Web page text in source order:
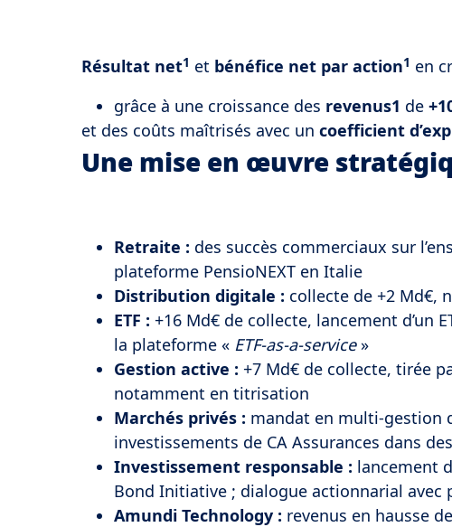
Résultat net1 et bénéfice net par action1 en
grâce à une croissance des revenus1 de
et des coûts maîtrisés avec un coefficient
Une mise en œuvre
Retraite : des succès commerciaux sur
plateforme PensioNEXT en Italie
Distribution digitale : collecte de +2 Md€,
ETF : +16 Md€ de collecte, lancement d’un
la plateforme « ETF-as-a-service»
Gestion active : +7 Md€ de collecte, tirée
notamment en titrisation
Marchés privés : mandat en multi-gestion
investissements de CA Assurances dans
Investissement responsable : lancement
Bond Initiative ; dialogue actionnarial avec
Amundi Technology : revenus en hausse